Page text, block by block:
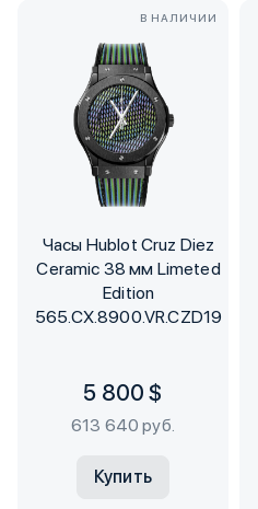
В НАЛИЧИИ
Часы Hublot Cruz Diez
Ceramic 38 мм Limeted
Edition
565.CX.8900.VR.CZD19
5 800 $
613 640 руб.
Купить